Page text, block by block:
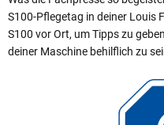
S100-Pflegetag in deiner Louis
S100 vor Ort, um Tipps zu
deiner Maschine behilflich zu